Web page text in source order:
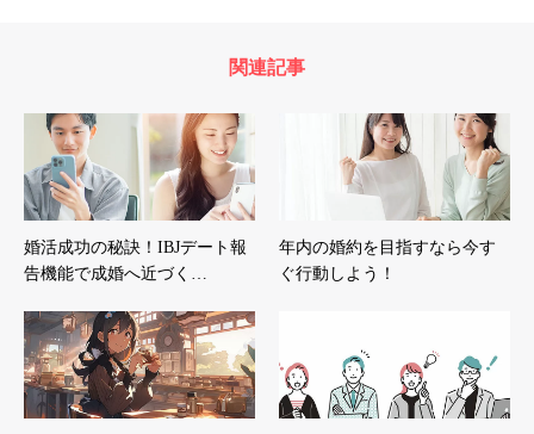
関連記事
婚活成功の秘訣！IBJデート報
告機能で成婚へ近づく…
年内の婚約を目指すなら今す
ぐ行動しよう！